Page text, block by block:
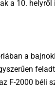
a 10.
a
F-2000 béli